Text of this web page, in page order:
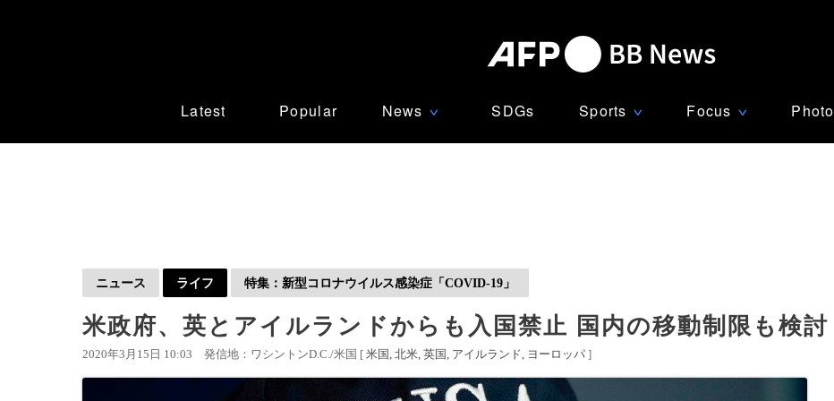
Latest Popular News ∨ SDGs Sports ∨ Focus ∨ Photo
ニュース ライフ 特集：新型コロナウイルス感染症「COVID-19」
米政府、英とアイルランドからも入国禁止 国内の移動制限も検討
2020年3月15日 10:03 発信地：ワシントンD.C./米国 [ 米国 北米 英国 アイルランド ヨーロッパ ]